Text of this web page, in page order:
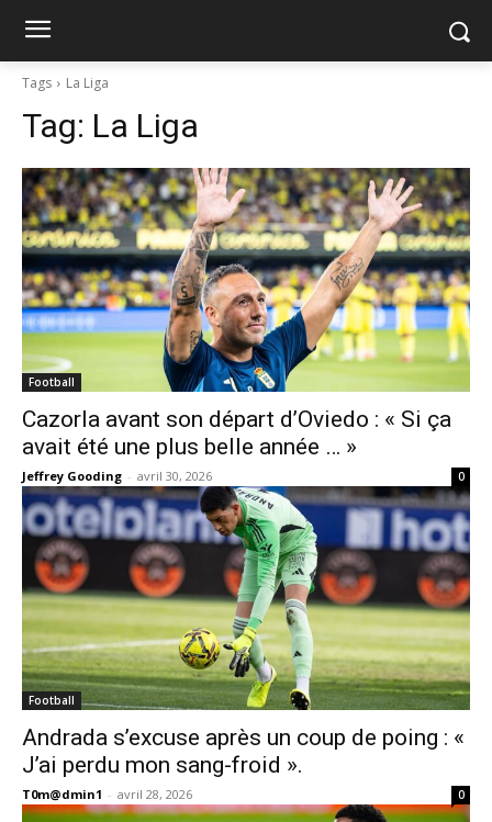
Tags La Liga
Tag: La Liga
Football
Cazorla avant son départ d’Oviedo : « Si ça
avait été une plus belle année … »
Jeffrey Gooding - avril 30, 2026 0
Football
Andrada s’excuse après un coup de poing : «
J’ai perdu mon sang-froid ».
T0m@dmin1 - avril 28, 2026 0